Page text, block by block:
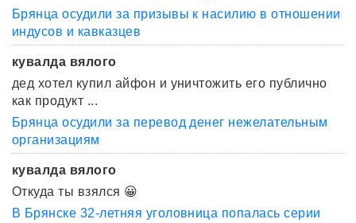
Брянца осудили за призывы к насилию в отношении
индусов и кавказцев
кувалда вялого
дед хотел купил айфон и уничтожить его публично
как продукт ...
Брянца осудили за перевод денег нежелательным
организациям
кувалда вялого
Откуда ты взялся 😀
В Брянске 32-летняя уголовница попалась серии